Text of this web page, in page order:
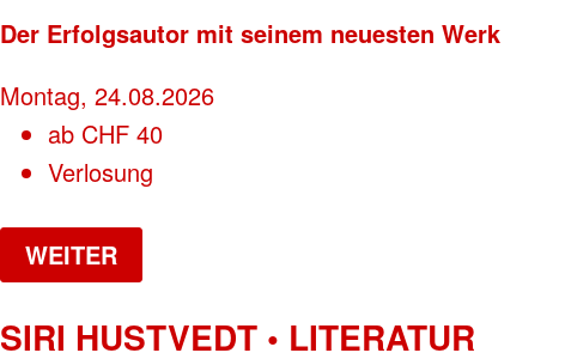
Der Erfolgsautor mit seinem neuesten Werk
Montag, 24.08.2026
ab CHF 40
Verlosung
WEITER
SIRI HUSTVEDT • LITERATUR